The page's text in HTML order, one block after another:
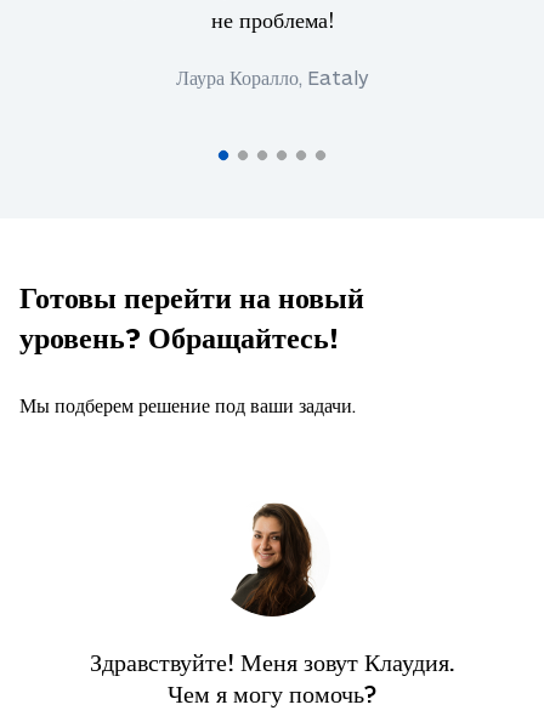
не проблема!
Лаура Коралло, Eataly
Готовы перейти на новый
уровень? Обращайтесь!
Мы подберем решение под ваши задачи.
Здравствуйте! Меня зовут Клаудия.
Чем я могу помочь?